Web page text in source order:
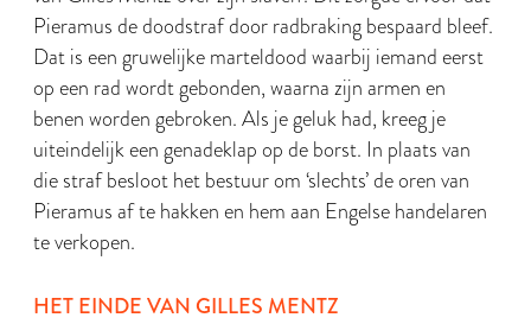
Pieramus de doodstraf door radbraking bespaard bleef.
Dat is een gruwelijke marteldood waarbij iemand eerst
op een rad wordt gebonden, waarna zijn armen en
benen worden gebroken. Als je geluk had, kreeg je
uiteindelijk een genadeklap op de borst. In plaats van
die straf besloot het bestuur om ‘slechts’ de oren van
Pieramus af te hakken en hem aan Engelse handelaren
te verkopen.
HET EINDE VAN GILLES MENTZ